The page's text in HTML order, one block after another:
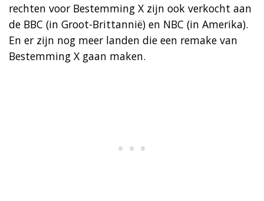
rechten voor Bestemming X zijn ook verkocht aan
de BBC (in Groot-Brittannië) en NBC (in Amerika).
En er zijn nog meer landen die een remake van
Bestemming X gaan maken.